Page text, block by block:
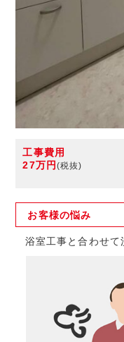
工事費用
27万円 (税抜)
お客様の悩み
浴室工事と合わせて